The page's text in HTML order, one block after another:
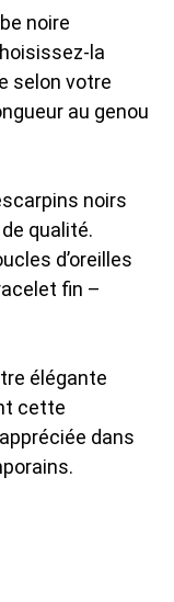
noire
la
selon votre
au genou
noirs
qualité.
d’oreilles
fin –
élégante
cette
dans